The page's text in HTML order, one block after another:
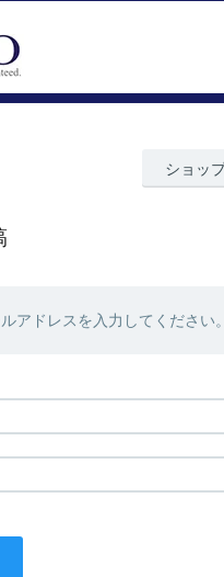
ショッ
アドレスを入力してください。